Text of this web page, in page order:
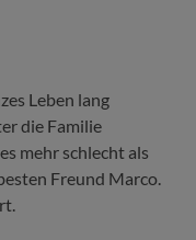
Leben lang
die Familie
mehr schlecht als
Freund Marco.